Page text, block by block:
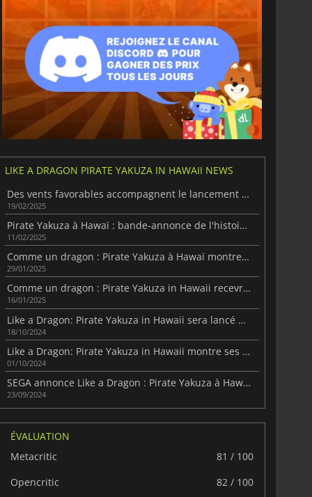
LIKE A DRAGON PIRATE YAKUZA IN HAWAII NEWS
Des vents favorables accompagnent le lancement de Like a Dragon: Pirake Yakuza in Hawaii
19/02/2025
Pirate Yakuza à Hawaï : bande-annonce de l'histoire et configuration requise sur PC
11/02/2025
Comme un dragon : Pirate Yakuza à Hawaï montre ses mini-jeux
29/01/2025
Comme un dragon : Pirate Yakuza in Hawaii recevra gratuitement son DLC New Game Plus.
16/01/2025
Like a Dragon: Pirate Yakuza in Hawaii sera lancé plus tôt que prévu
18/10/2024
Like a Dragon: Pirate Yakuza in Hawaii montre ses combats dans une nouvelle vidéo
01/10/2024
SEGA annonce Like a Dragon : Pirate Yakuza à Hawaï
23/09/2024
ÉVALUATION
Metacritic
81 / 100
Opencritic
82 / 100